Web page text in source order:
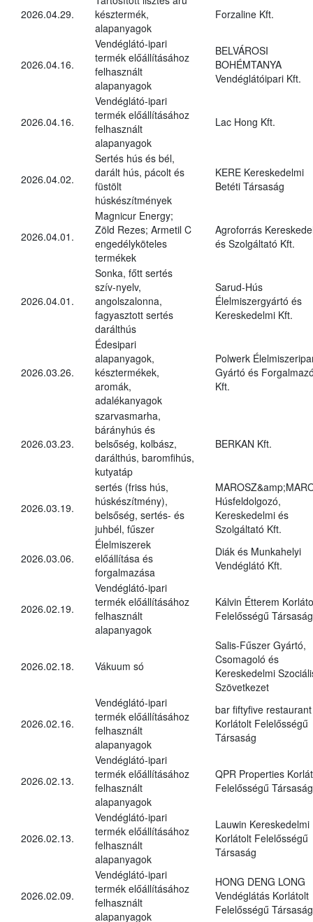
2026.04.29.
késztermék,
alapanyagok
Forzaline Kft.
2026.04.16.
Vendéglátó-ipari
termék előállításához
felhasznált
alapanyagok
BELVÁROSI
BOHÉMTANYA
Vendéglátóipari Kft.
2026.04.16.
Vendéglátó-ipari
termék előállításához
felhasznált
alapanyagok
Lac Hong Kft.
2026.04.02.
Sertés hús és bél,
darált hús, pácolt és
füstölt
húskészítmények
KERE Kereskedelmi
Betéti Társaság
2026.04.01.
Magnicur Energy;
Zöld Rezes; Armetil C
engedélyköteles
termékek
Agroforrás
és Szolgáltató Kft.
2026.04.01.
Sonka, főtt sertés
szív-nyelv,
angolszalonna,
fagyasztott sertés
darálthús
Sarud-Hús
Élelmiszergyártó és
Kereskedelmi Kft.
2026.03.26.
Édesipari
alapanyagok,
késztermékek,
aromák,
adalékanyagok
Polwerk
Gyártó és
Kft.
2026.03.23.
szarvasmarha,
bárányhús és
belsőség, kolbász,
darálthús, baromfihús,
kutyatáp
BERKAN Kft.
2026.03.19.
sertés (friss hús,
húskészítmény),
belsőség, sertés- és
juhbél, fűszer
Húsfeldolgozó,
Kereskedelmi és
Szolgáltató Kft.
2026.03.06.
Élelmiszerek
előállítása és
forgalmazása
Diák és Munkahelyi
Vendéglátó Kft.
2026.02.19.
Vendéglátó-ipari
termék előállításához
felhasznált
alapanyagok
Kálvin Étterem
Felelősségű Társaság
2026.02.18. Vákuum só
Salis-Fűszer Gyártó,
Csomagoló és
Kereskedelmi
Szövetkezet
2026.02.16.
Vendéglátó-ipari
termék előállításához
felhasznált
alapanyagok
bar fiftyfive restaurant
Korlátolt Felelősségű
Társaság
2026.02.13.
Vendéglátó-ipari
termék előállításához
felhasznált
alapanyagok
QPR Properties
Felelősségű Társaság
2026.02.13.
Vendéglátó-ipari
termék előállításához
felhasznált
alapanyagok
Lauwin Kereskedelmi
Korlátolt Felelősségű
Társaság
2026.02.09.
Vendéglátó-ipari
termék előállításához
felhasznált
alapanyagok
HONG DENG LONG
Vendéglátás Korlátolt
Felelősségű Társaság